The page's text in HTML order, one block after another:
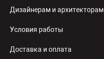
Дизайнерам и архитекторам
Условия работы
Доставка и оплата